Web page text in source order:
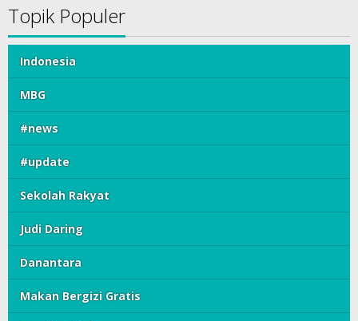
Topik Populer
Indonesia
MBG
#news
#update
Sekolah Rakyat
Judi Daring
Danantara
Makan Bergizi Gratis